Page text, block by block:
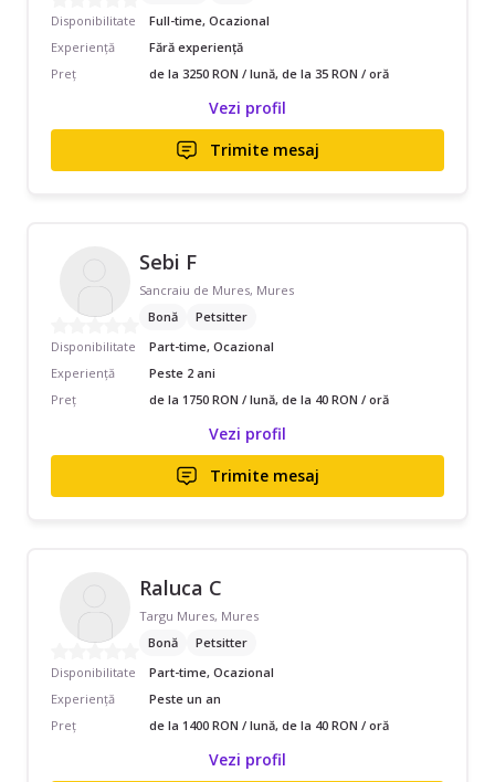
Disponibilitate
Full-time, Ocazional
Experiență
Fără experiență
Preț
de la 3250 RON / lună, de la 35 RON / oră
Vezi profil
Trimite mesaj
Sebi F
Sancraiu de Mures, Mures
Bonă
Petsitter
Disponibilitate
Part-time, Ocazional
Experiență
Peste 2 ani
Preț
de la 1750 RON / lună, de la 40 RON / oră
Vezi profil
Trimite mesaj
Raluca C
Targu Mures, Mures
Bonă
Petsitter
Disponibilitate
Part-time, Ocazional
Experiență
Peste un an
Preț
de la 1400 RON / lună, de la 40 RON / oră
Vezi profil